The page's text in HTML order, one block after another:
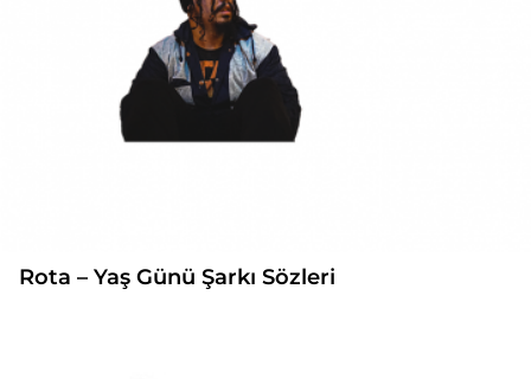
Rota – Yaş Günü Şarkı Sözleri